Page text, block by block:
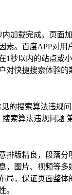
载完成。页面加
素。百度APP对用
1秒以内的站点或
对快捷搜索体验的
版精良，段落分
，图片、视频等多
局，保证页面整体
。